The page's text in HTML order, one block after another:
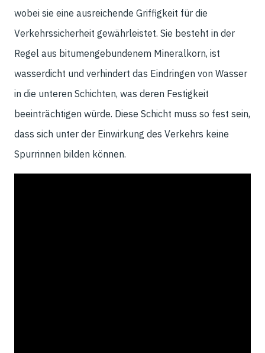
wobei sie eine ausreichende Griffigkeit für die
Verkehrssicherheit gewährleistet. Sie besteht in der
Regel aus bitumengebundenem Mineralkorn, ist
wasserdicht und verhindert das Eindringen von Wasser
in die unteren Schichten, was deren Festigkeit
beeinträchtigen würde. Diese Schicht muss so fest sein,
dass sich unter der Einwirkung des Verkehrs keine
Spurrinnen bilden können.